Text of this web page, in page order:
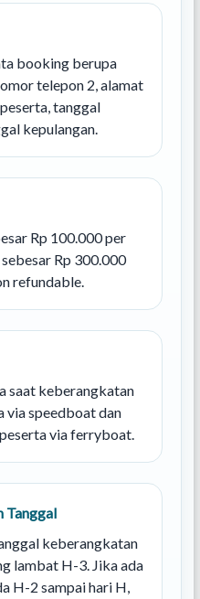
booking berupa
telepon 2, alamat
tanggal
kepulangan.
Rp 100.000 per
Rp 300.000
refundable.
saat keberangkatan
via speedboat dan
via ferryboat.
Tanggal
keberangkatan
lambat H-3. Jika ada
H-2 sampai hari H,